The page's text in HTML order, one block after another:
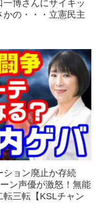
一博さんにサイキッ
かの・・・立憲民主
ション廃止か存続
ン声優が激怒！無能
三転【KSLチャン